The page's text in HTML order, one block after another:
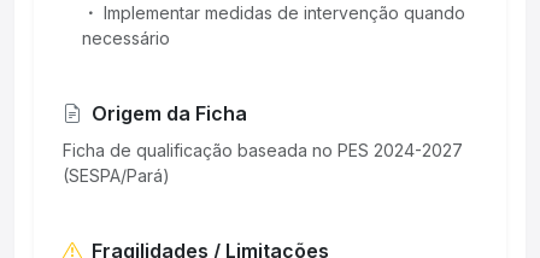
Implementar medidas de intervenção quando
necessário
Origem da Ficha
Ficha de qualificação baseada no PES 2024-2027
(SESPA/Pará)
Fragilidades / Limitações